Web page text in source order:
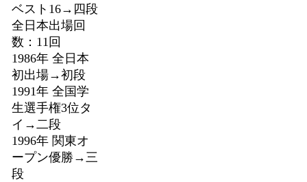
ベスト16→四段
全日本出場回
数：11回
1986年 全日本
初出場→初段
1991年 全国学
生選手権3位タ
イ→二段
1996年 関東オ
ープン優勝→三
段